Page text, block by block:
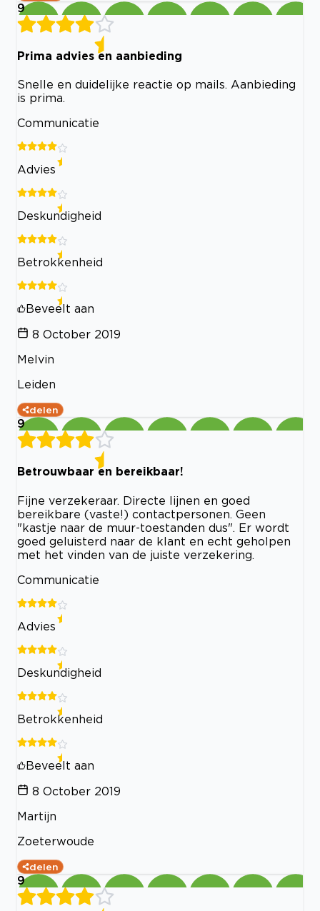
9
Prima advies en aanbieding
Snelle en duidelijke reactie op mails. Aanbieding
is prima.
Communicatie
Advies
Deskundigheid
Betrokkenheid
Beveelt aan
8 October 2019
Melvin
Leiden
delen
9
Betrouwbaar en bereikbaar!
Fijne verzekeraar. Directe lijnen en goed
bereikbare (vaste!) contactpersonen. Geen
"kastje naar de muur-toestanden dus". Er wordt
goed geluisterd naar de klant en echt geholpen
met het vinden van de juiste verzekering.
Communicatie
Advies
Deskundigheid
Betrokkenheid
Beveelt aan
8 October 2019
Martijn
Zoeterwoude
delen
9